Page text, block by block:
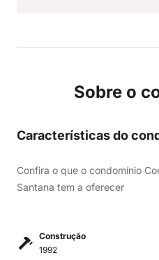
Sobre o
Características do
Confira o que o condomínio
Santana tem a oferecer
Construção
1992